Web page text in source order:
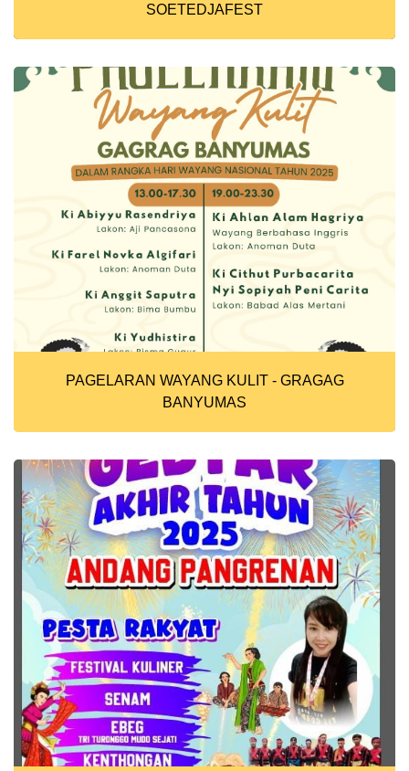
SOETEDJAFEST
PAGELARAN WAYANG KULIT - GRAGAG
BANYUMAS